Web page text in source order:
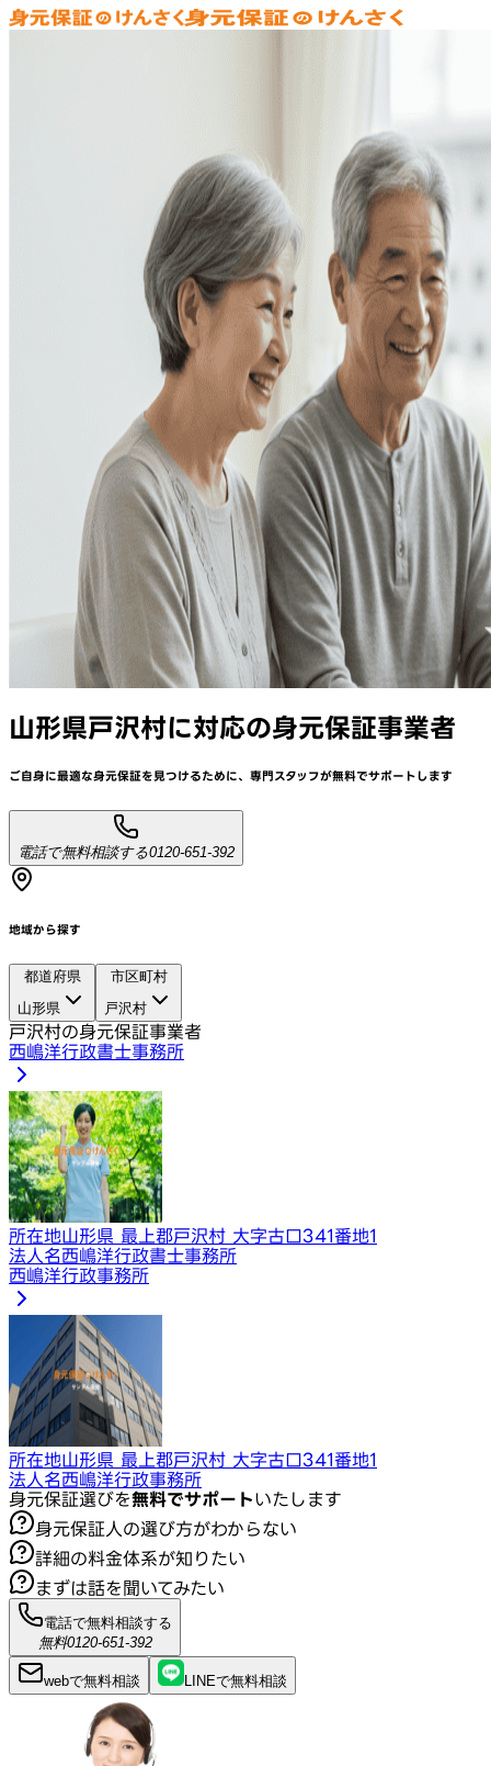
山形県戸沢村に対応の身元保証事業者
ご自身に最適な身元保証を見つけるために、 専門スタッフが無料でサポートします
電話で無料相談する0120-651-392
地域から探す
都道府県
山形県
市区町村
戸沢村
戸沢村の身元保証事業者
西嶋洋行政書士事務所
所在地山形県 最上郡戸沢村 大字古口341番地1
法人名西嶋洋行政書士事務所
西嶋洋行政事務所
所在地山形県 最上郡戸沢村 大字古口341番地1
法人名西嶋洋行政事務所
身元保証選びを無料でサポートいたします
身元保証人の選び方がわからない
詳細の料金体系が知りたい
まずは話を聞いてみたい
電話で無料相談する
無料0120-651-392
webで無料相談 LINEで無料相談